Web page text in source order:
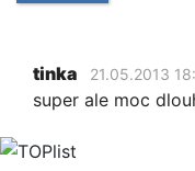
tinka 21.05.2013
super ale moc